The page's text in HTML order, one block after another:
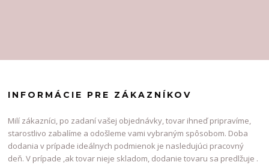
INFORMÁCIE PRE ZÁKAZNÍKOV
Milí zákazníci, po zadaní vašej objednávky, tovar ihneď pripravíme,
starostlivo zabalíme a odošleme vami vybraným spôsobom. Doba
dodania v prípade ideálnych podmienok je nasledujúci pracovný
deň. V prípade ,ak tovar nieje skladom, dodanie tovaru sa predlžuje .